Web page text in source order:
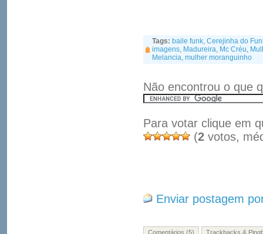
Tags: baile funk, Cerejinha do
imagens, Madureira, Mc Créu,
Melancia, mulher moranguinho
Não encontrou o que
Para votar clique em
(2 votos,
Enviar postagem
Comentários (5) Trackbacks &